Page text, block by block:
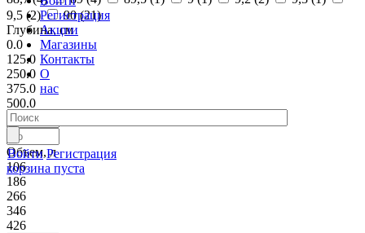
Регистрация
Акции
Магазины
Контакты
О
нас
Войти Регистрация
корзина пуста
9,5 (2) 90 (21)
Глубина, см
0.0
125.0
250.0
375.0
500.0
Объем, л
106
186
266
346
426